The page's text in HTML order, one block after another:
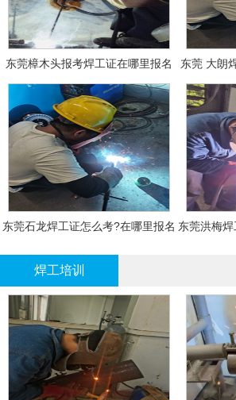
东莞樟木头报考焊工证在哪里报名
东莞 大朗
东莞石龙焊工证怎么考?在哪里报名 东莞洪梅
焊工培训